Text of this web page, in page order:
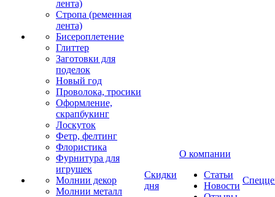
лента)
Стропа (ременная
лента)
Бисероплетение
Глиттер
Заготовки для
поделок
Новый год
Проволока, тросики
Оформление,
скрапбукинг
Лоскуток
Фетр, фелтинг
Флористика
Фурнитура для
игрушек
Молнии декор
Молнии металл
Скидки
дня
О компании
Статьи
Новости